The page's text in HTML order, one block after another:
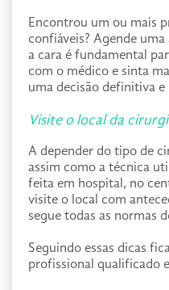
Encontrou um ou mais
confiáveis? Agende
a cara é fundamental
com o médico e sinta
uma decisão definitiva
Visite o local da
A depender do tipo de
assim como a técnica
feita em hospital, no
visite o local com
segue todas as normas
Seguindo essas dicas
profissional qualificado